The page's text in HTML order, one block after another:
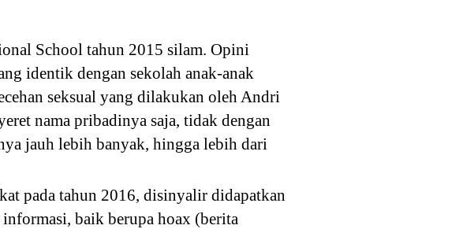
School tahun 2015 silam. Opini
identik dengan sekolah anak-anak
seksual yang dilakukan oleh Andri
nama pribadinya saja, tidak dengan
jauh lebih banyak, hingga lebih dari
pada tahun 2016, disinyalir didapatkan
baik berupa hoax (berita